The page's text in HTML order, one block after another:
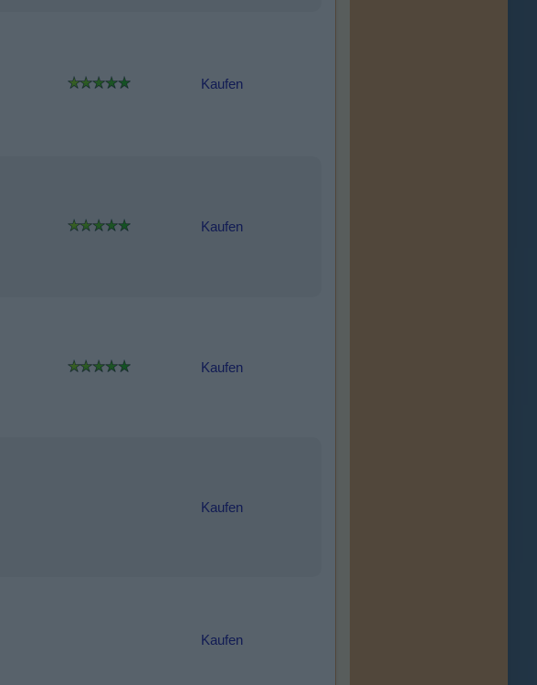
Kaufen
Kaufen
Kaufen
Kaufen
Kaufen